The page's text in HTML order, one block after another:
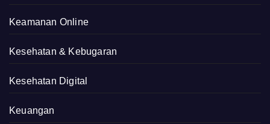
Keamanan Online
Kesehatan & Kebugaran
Kesehatan Digital
Keuangan